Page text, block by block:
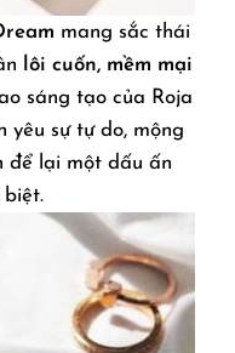
mang sắc thái
lôi cuốn, mềm mại
sáng tạo của Roja
yêu sự tự do, mộng
để lại một dấu ấn
biệt.